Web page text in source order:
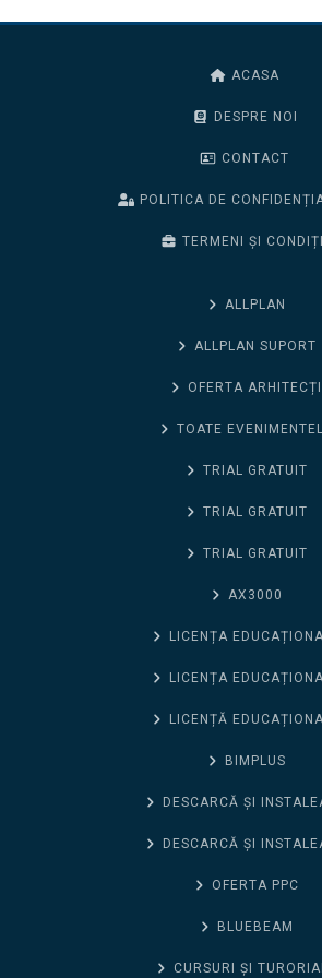
ACASA
DESPRE NOI
CONTACT
POLITICA DE
TERMENI ȘI CONDIȚII
ALLPLAN
ALLPLAN SUPORT
OFERTA ARHITECȚI
TOATE
TRIAL GRATUIT
TRIAL GRATUIT
TRIAL GRATUIT
AX3000
LICENȚA
LICENȚA
LICENȚĂ
BIMPLUS
DESCARCĂ ȘI
DESCARCĂ ȘI
OFERTA PPC
BLUEBEAM
CURSURI ȘI